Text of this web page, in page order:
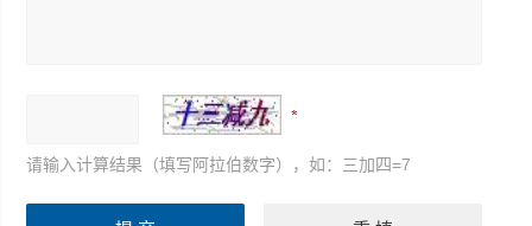
请输入计算结果（填写阿拉伯数字），如：三加四=7